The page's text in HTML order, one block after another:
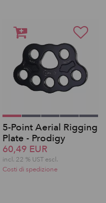
5-Point Aerial Rigging
Plate - Prodigy
60,49 EUR
incl. 22 % UST escl.
Costi di spedizione